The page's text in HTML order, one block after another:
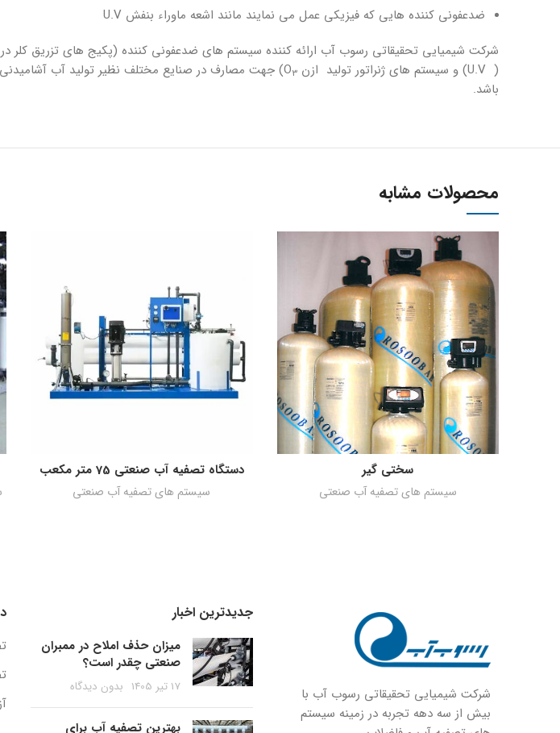
ضدعفونى كننده هايى كه فيزيكى عمل مى نمايند مانند اشعه ماوراء بنفش U.V
(U.V ) و سيستم هاى ژنراتور توليد ازن O
3
) جهت مصارف در صنايع مختلف نظير توليد آب
باشد.
محصولات مشابه
اطلاعات بیشتر
سختی گیر
سیستم های تصفیه آب صنعتی
اطلاعات بیشتر
دستگاه تصفیه آب صنعتی 75 متر مکعب
سیستم های تصفیه آب صنعتی
شركت شيميايى تحقیقاتی رسوب آب با
بيش از سه دهه تجربه در زمينه سيستم
جدیدترین اخبار
میزان حذف املاح در ممبران
صنعتی چقدر است؟
17 تیر 1405 بدون دیدگاه
بهترین تصفیه آب برای